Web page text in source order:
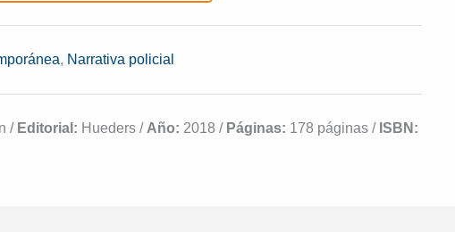
, Narrativa policial
/ Editorial: Hueders / Año: 2018 / Páginas: 178 páginas / ISBN: